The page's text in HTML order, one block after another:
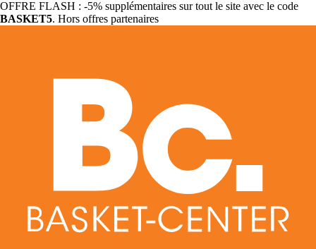
OFFRE FLASH : -5% supplémentaires sur tout le site avec le code
BASKET5. Hors offres partenaires